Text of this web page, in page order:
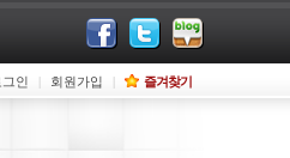
그인 회원가입 즐겨찾기